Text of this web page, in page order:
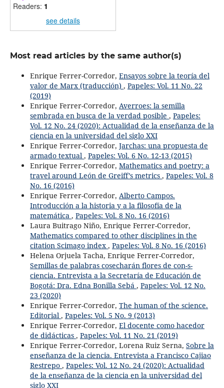
Readers: 1
see details
Most read articles by the same author(s)
Enrique Ferrer-Corredor, Ensayos sobre la teoría del
valor de Marx (traducción) , Papeles: Vol. 11 No. 22
(2019)
Enrique Ferrer-Corredor, Averroes: la semilla
sembrada en busca de la verdad posible , Papeles:
Vol. 12 No. 24 (2020): Actualidad de la enseñanza de la
ciencia en la universidad del siglo XXI
Enrique Ferrer-Corredor, Jarchas: una propuesta de
armado textual , Papeles: Vol. 6 No. 12-13 (2015)
Enrique Ferrer-Corredor, Mathematics and poetry: a
travel around León de Greiff’s metrics , Papeles: Vol. 8
No. 16 (2016)
Enrique Ferrer-Corredor, Alberto Campos.
Introducción a la historia y a la filosofía de la
matemática , Papeles: Vol. 8 No. 16 (2016)
Laura Buitrago Niño, Enrique Ferrer-Corredor,
Mathematics compared to other disciplines in the
citation Scimago index , Papeles: Vol. 8 No. 16 (2016)
Helena Orjuela Tacha, Enrique Ferrer-Corredor,
Semillas de palabras cosecharán flores de con-s-
ciencia. Entrevista a la Secretaría de Educación de
Bogotá: Dra. Edna Bonilla Sebá , Papeles: Vol. 12 No.
23 (2020)
Enrique Ferrer-Corredor, The human of the science.
Editorial , Papeles: Vol. 5 No. 9 (2013)
Enrique Ferrer-Corredor, El docente como hacedor
de didácticas , Papeles: Vol. 11 No. 21 (2019)
Enrique Ferrer-Corredor, Lorena Ruiz Serna, Sobre la
enseñanza de la ciencia. Entrevista a Francisco Cajiao
Restrepo , Papeles: Vol. 12 No. 24 (2020): Actualidad
de la enseñanza de la ciencia en la universidad del
siglo XXI